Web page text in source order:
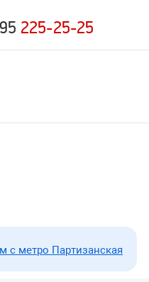
225-25-25
с метро Партизанская